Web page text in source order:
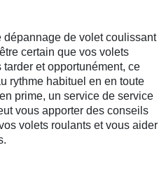
de volet coulissant
certain que vos volets
et opportunément, ce
rythme habituel en en toute
prime, un service de service
vous apporter des conseils
volets roulants et vous aider